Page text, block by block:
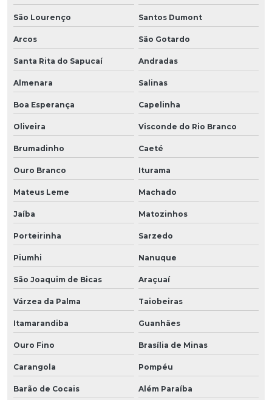
São Lourenço Santos Dumont
Arcos São Gotardo
Santa Rita do Sapucaí Andradas
Almenara Salinas
Boa Esperança Capelinha
Oliveira Visconde do Rio Branco
Brumadinho Caeté
Ouro Branco Iturama
Mateus Leme Machado
Jaíba Matozinhos
Porteirinha Sarzedo
Piumhi Nanuque
São Joaquim de Bicas Araçuaí
Várzea da Palma Taiobeiras
Itamarandiba Guanhães
Ouro Fino Brasília de Minas
Carangola Pompéu
Barão de Cocais Além Paraíba